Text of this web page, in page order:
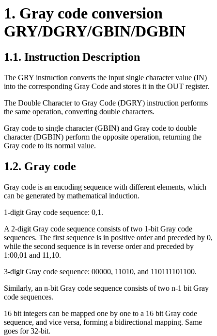
1. Gray code conversion
GRY/DGRY/GBIN/DGBIN
1.1. Instruction Description
The GRY instruction converts the input single character value (IN)
into the corresponding Gray Code and stores it in the OUT register.
The Double Character to Gray Code (DGRY) instruction performs
the same operation, converting double characters.
Gray code to single character (GBIN) and Gray code to double
character (DGBIN) perform the opposite operation, returning the
Gray code to its normal value.
1.2. Gray code
Gray code is an encoding sequence with different elements, which
can be generated by mathematical induction.
1-digit Gray code sequence: 0,1.
A 2-digit Gray code sequence consists of two 1-bit Gray code
sequences. The first sequence is in positive order and preceded by 0,
while the second sequence is in reverse order and preceded by
1:00,01 and 11,10.
3-digit Gray code sequence: 00000, 11010, and 110111101100.
Similarly, an n-bit Gray code sequence consists of two n-1 bit Gray
code sequences.
16 bit integers can be mapped one by one to a 16 bit Gray code
sequence, and vice versa, forming a bidirectional mapping. Same
goes for 32-bit.